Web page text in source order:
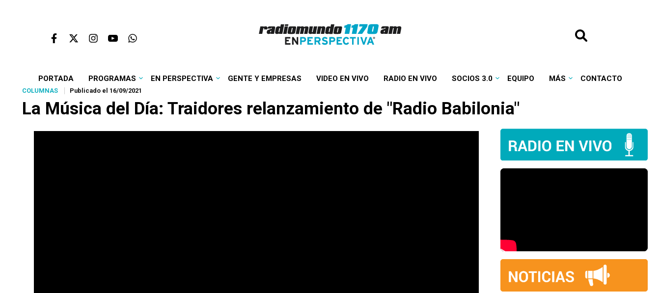
PORTADA PROGRAMAS EN PERSPECTIVA GENTE Y EMPRESAS VIDEO EN VIVO RADIO EN VIVO SOCIOS 3.0 EQUIPO MÁS CONTACTO
COLUMNAS Publicado el 16/09/2021
La Música del Día: Traidores relanzamiento de "Radio Babilonia"